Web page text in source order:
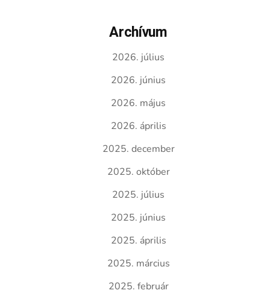
Archívum
2026. július
2026. június
2026. május
2026. április
2025. december
2025. október
2025. július
2025. június
2025. április
2025. március
2025. február